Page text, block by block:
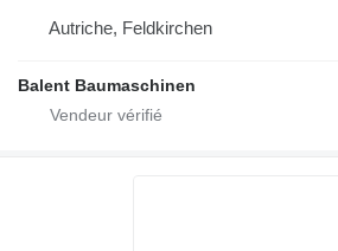
Autriche, Feldkirchen
Balent Baumaschinen